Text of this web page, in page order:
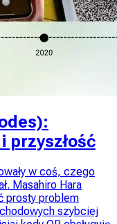
przyszłość
w coś, czego
Masahiro Hara
prosty problem
szybciej